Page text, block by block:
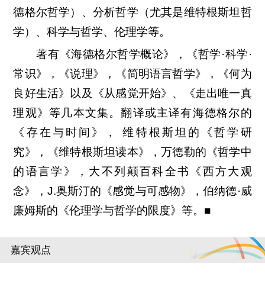
德格尔哲学）、分析哲学（尤其是维特根斯坦哲
学）、科学与哲学、伦理学等。
著有《海德格尔哲学概论》，《哲学·科学·
常识》，《说理》，《简明语言哲学》，《何为
良好生活》以及《从感觉开始》、《走出唯一真
理观》等几本文集。翻译或主译有海德格尔的
《存在与时间》， 维特根斯坦的《哲学研
究》，《维特根斯坦读本》，万德勒的《哲学中
的语言学》，大不列颠百科全书《西方大观
念》，J.奥斯汀的《感觉与可感物》，伯纳德·威
廉姆斯的《伦理学与哲学的限度》等。■
嘉宾观点